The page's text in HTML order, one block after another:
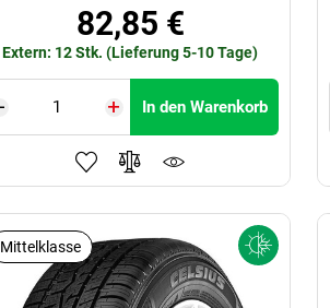
82,85 €
Extern: 12 Stk. (Lieferung 5-10 Tage)
In den Warenkorb
Mittelklasse